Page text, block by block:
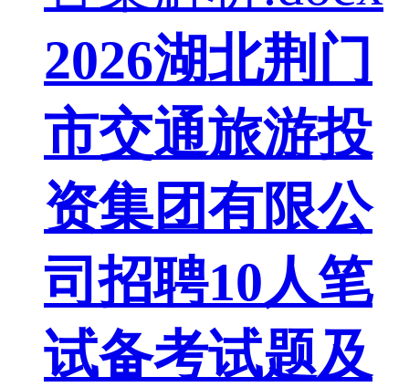
2026湖北荆门
市交通旅游投
资集团有限公
司招聘10人笔
试备考试题及